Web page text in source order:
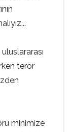
terör
minimize